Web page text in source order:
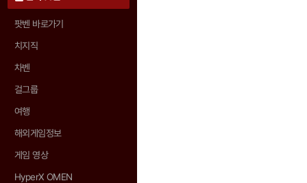
팟벤 바로가기
치지직
차벤
걸그룹
여행
해외게임정보
게임 영상
HyperX OMEN